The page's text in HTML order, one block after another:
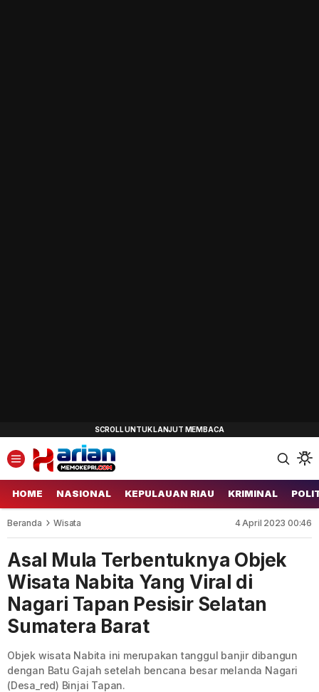
HOME NASIONAL KEPULAUAN RIAU KRIMINAL
Beranda Wisata 4 April 2023 00:46
Asal Mula Terbentuknya Objek
Wisata Nabita Yang Viral di
Nagari Tapan Pesisir Selatan
Sumatera Barat
Objek wisata Nabita ini merupakan tanggul banjir dibangun
dengan Batu Gajah setelah bencana besar melanda Nagari
(Desa_red) Binjai Tapan.